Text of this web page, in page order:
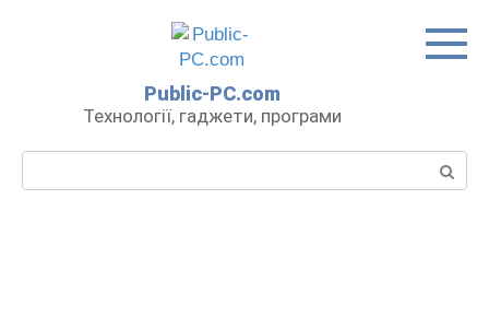
Public-PC.com
Технології, гаджети, програми